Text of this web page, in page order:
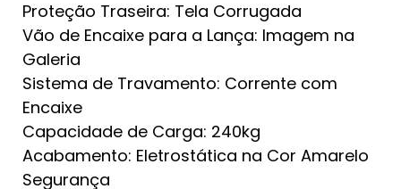
Proteção Traseira: Tela Corrugada
Vão de Encaixe para a Lança: Imagem na
Galeria
Sistema de Travamento: Corrente com
Encaixe
Capacidade de Carga: 240kg
Acabamento: Eletrostática na Cor Amarelo
Segurança